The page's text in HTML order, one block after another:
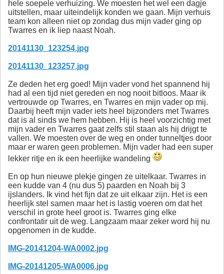
hele soepele verhuizing. We moesten het wel een dagje
uitstellen, maar uiteindelijk konden we gaan. Mijn verhuis
team kon alleen niet op zondag dus mijn vader ging op
Twarres en ik liep naast Noah.
20141130_123254.jpg
20141130_123257.jpg
Ze deden het erg goed! Mijn vader vond het spannend hij
had al een tijd niet gereden en nog nooit bitloos. Maar ik
vertrouwde op Twarres, en Twarres en mijn vader op mij.
Daarbij heeft mijn vader iets heel bijzonders met Twarres
dat is al sinds we hem hebben. Hij is heel voorzichtig met
mijn vader en Twarres gaat zelfs stil staan als hij drijgt te
vallen. We moesten over de weg en onder tunneltjes door
maar er waren geen problemen. Mijn vader had een super
lekker ritje en ik een heerlijke wandeling
En op hun nieuwe plekje gingen ze uitelkaar. Twarres in
een kudde van 4 (nu dus 5) paarden en Noah bij 3
ijslanders. Ik vind het fijn dat ze uit elkaar zijn. Het is een
heerlijk stel samen maar het is lastig voeren om dat het
verschil in grote heel groot is. Twarres ging elke
confrontatir uit de weg. Langzaam maar zeker word hij nu
opgenomen in de kudde.
IMG-20141204-WA0002.jpg
IMG-20141205-WA0006.jpg